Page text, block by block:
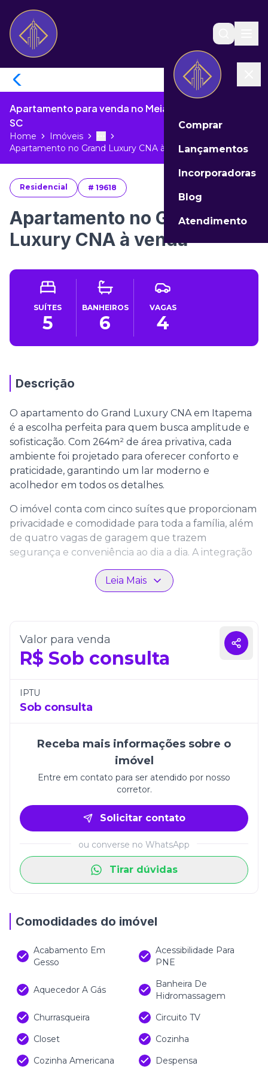
Comprar
Lançamentos
Incorporadoras
Blog
Atendimento
Apartamento para venda no Meia Praia de Itapema -
SC
Home Imóveis More
Toggle menu
Apartamento no Grand Luxury CNA à v...
Residencial # 19618
Apartamento no Grand
Luxury CNA à venda
SUÍTES
5
BANHEIROS
6
VAGAS
4
Descrição
O apartamento do Grand Luxury CNA em Itapema
é a escolha perfeita para quem busca amplitude e
sofisticação. Com 264m² de área privativa, cada
ambiente foi projetado para oferecer conforto e
praticidade, garantindo um lar moderno e
acolhedor em todos os detalhes.
O imóvel conta com cinco suítes que proporcionam
privacidade e comodidade para toda a família, além
de quatro vagas de garagem que trazem
segurança e conveniência ao dia a dia. A integração
dos espaços valoriza o convívio e permite desfrutar
de momentos especiais em um ambiente elegante.
privilegiada, modernidade e requinte. É a
oportunidade de viver com exclusividade em um
espaço que traduz qualidade de vida e bem-estar.
Leia Mais
Valor para venda
R$ Sob consulta
IPTU
Sob consulta
Receba mais informações sobre o
imóvel
Entre em contato para ser atendido por nosso
corretor.
Solicitar contato
ou converse no WhatsApp
Tirar dúvidas
Comodidades do imóvel
Acabamento Em
Gesso
Acessibilidade Para
PNE
Aquecedor A Gás
Banheira De
Hidromassagem
Churrasqueira
Circuito TV
Closet
Cozinha
Cozinha Americana
Despensa